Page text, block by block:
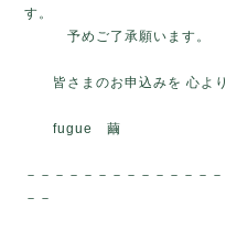
す。
予めご了承願います。
皆さまのお申込みを 心より
fugue 繭
－－－－－－－－－－－－－
－－